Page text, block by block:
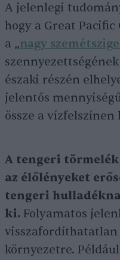
A jelenlegi
hogy a Great
a „nagy
északi részén
jelentős
össze a vízfelszínen
A tengeri törmelék
az élőlényeket
tengeri
ki. Folyamatos
visszafordíthatatlan
környezetre.